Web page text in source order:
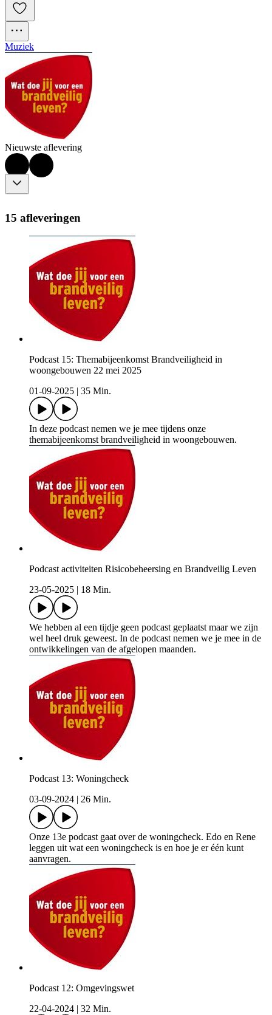
Muziek
Nieuwste aflevering
15 afleveringen
Podcast 15: Themabijeenkomst Brandveiligheid in
woongebouwen 22 mei 2025
01-09-2025
35 Min.
In deze podcast nemen we je mee tijdens onze
themabijeenkomst brandveiligheid in woongebouwen.
Podcast activiteiten Risicobeheersing en Brandveilig Leven
23-05-2025
18 Min.
We hebben al een tijdje geen podcast geplaatst maar we zijn
wel heel druk geweest. In de podcast nemen we je mee in de
ontwikkelingen van de afgelopen maanden.
Podcast 13: Woningcheck
03-09-2024
26 Min.
Onze 13e podcast gaat over de woningcheck. Edo en Rene
leggen uit wat een woningcheck is en hoe je er één kunt
aanvragen.
Podcast 12: Omgevingswet
22-04-2024
32 Min.